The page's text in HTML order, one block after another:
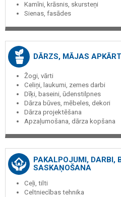
Kamīni, krāsnis, skursteņi
Sienas, fasādes
DĀRZS, MĀJAS
Žogi, vārti
Celiņi, laukumi, zemes darbi
Dīķi, baseini, ūdenstilpnes
Dārza būves, mēbeles, dekori
Dārza projektēšana
Apzaļumošana, dārza kopšana
PAKALPOJUMI, DARBI,
SASKAŅOŠANA
Ceļi, tilti
Celtniecības tehnika